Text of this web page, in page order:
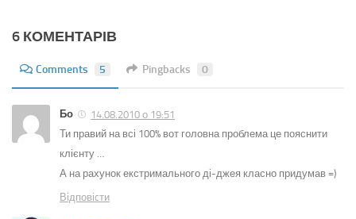
6 КОМЕНТАРІВ
Comments 5 Pingbacks 0
Бо
14.08.2010 о 19:51
Ти правий на всі 100% вот головна проблема це пояснити
клієнту …
А на рахунок екстримального ді-джея класно придумав =)
Відповіcти